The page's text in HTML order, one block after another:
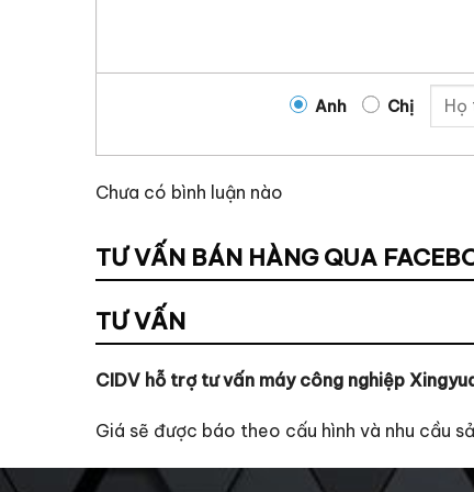
Anh Chị
Chưa có bình luận nào
TƯ VẤN BÁN HÀNG QUA
TƯ VẤN
CIDV hỗ trợ tư vấn máy công nghiệp
Giá sẽ được báo theo cấu hình và nhu cầu